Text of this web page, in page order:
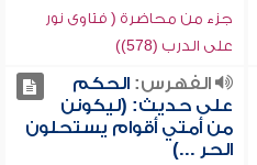
جزء من محاضرة ( فتاوى نور
على الدرب (578))
الفهرس:الحكم
على حديث: (ليكونن
من أمتي أقوام يستحلون
الحر ...)